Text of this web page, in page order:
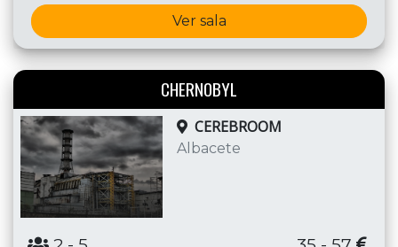
Ver sala
CHERNOBYL
CEREBROOM
Albacete